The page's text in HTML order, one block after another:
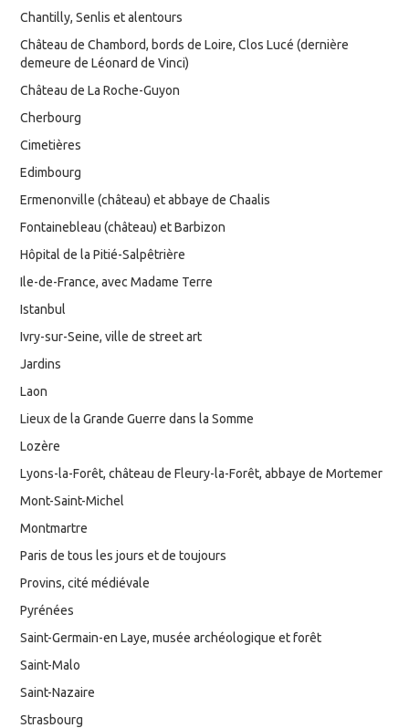
Chantilly, Senlis et alentours
Château de Chambord, bords de Loire, Clos Lucé (dernière
demeure de Léonard de Vinci)
Château de La Roche-Guyon
Cherbourg
Cimetières
Edimbourg
Ermenonville (château) et abbaye de Chaalis
Fontainebleau (château) et Barbizon
Hôpital de la Pitié-Salpêtrière
Ile-de-France, avec Madame Terre
Istanbul
Ivry-sur-Seine, ville de street art
Jardins
Laon
Lieux de la Grande Guerre dans la Somme
Lozère
Lyons-la-Forêt, château de Fleury-la-Forêt, abbaye de Mortemer
Mont-Saint-Michel
Montmartre
Paris de tous les jours et de toujours
Provins, cité médiévale
Pyrénées
Saint-Germain-en Laye, musée archéologique et forêt
Saint-Malo
Saint-Nazaire
Strasbourg